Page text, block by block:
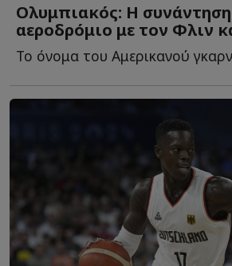
Ολυμπιακός: Η
αεροδρόμιο με τον Φλιν
Το όνομα του Αμερικανού